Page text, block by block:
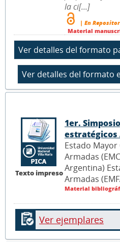
la ci[...]
| En
Material
Texto impreso
1er.
estratégicos
Estado
Armadas
Argentina)
Armadas
Material
Ver ejemplares